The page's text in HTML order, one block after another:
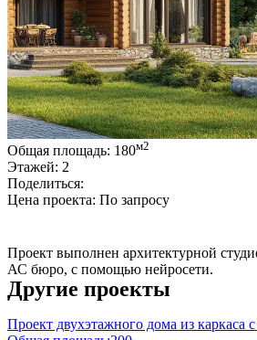
Общая площадь: 180м2
Этажей: 2
Поделиться:
Цена проекта: По запросу
Проект выполнен архитектурной
АС бюро, с помощью нейросети.
Другие проекты
Проект двухэтажного дома из каркаса с